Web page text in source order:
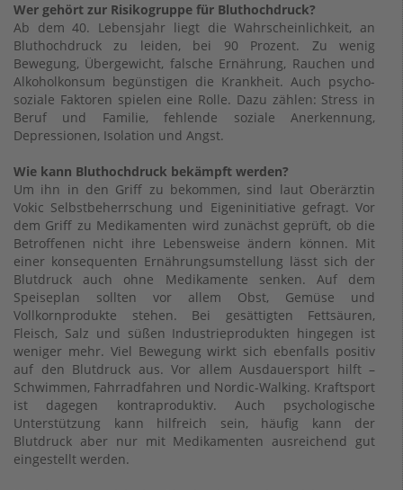
Wer gehört zur Risikogruppe für Bluthochdruck?
Ab dem 40. Lebensjahr liegt die Wahrscheinlichkeit, an
Bluthochdruck zu leiden, bei 90 Prozent. Zu wenig
Bewegung, Übergewicht, falsche Ernährung, Rauchen und
Alkoholkonsum begünstigen die Krankheit. Auch psycho-
soziale Faktoren spielen eine Rolle. Dazu zählen: Stress in
Beruf und Familie, fehlende soziale Anerkennung,
Depressionen, Isolation und Angst.
Wie kann Bluthochdruck bekämpft werden?
Um ihn in den Griff zu bekommen, sind laut Oberärztin
Vokic Selbstbeherrschung und Eigeninitiative gefragt. Vor
dem Griff zu Medikamenten wird zunächst geprüft, ob die
Betroffenen nicht ihre Lebensweise ändern können. Mit
einer konsequenten Ernährungsumstellung lässt sich der
Blutdruck auch ohne Medikamente senken. Auf dem
Speiseplan sollten vor allem Obst, Gemüse und
Vollkornprodukte stehen. Bei gesättigten Fettsäuren,
Fleisch, Salz und süßen Industrieprodukten hingegen ist
weniger mehr. Viel Bewegung wirkt sich ebenfalls positiv
auf den Blutdruck aus. Vor allem Ausdauersport hilft –
Schwimmen, Fahrradfahren und Nordic-Walking. Kraftsport
ist dagegen kontraproduktiv. Auch psychologische
Unterstützung kann hilfreich sein, häufig kann der
Blutdruck aber nur mit Medikamenten ausreichend gut
eingestellt werden.